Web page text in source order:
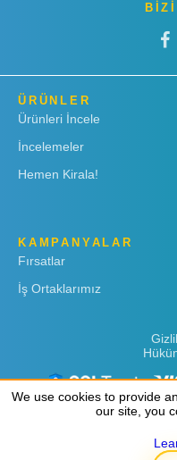
ÜRÜNLER
Ürünleri İncele
İncelemeler
Hemen Kirala!
KAMPANYALAR
Fırsatlar
İş Ortaklarımız
We use cookies to provide
our site, you
We use cookies to provide
our site, you